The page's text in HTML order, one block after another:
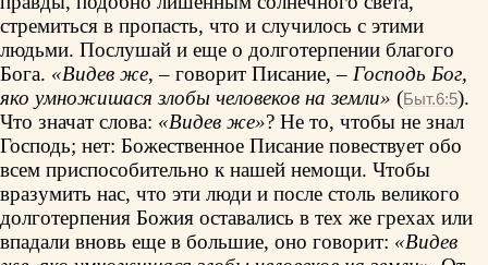
стремиться в пропасть, что и случилось с этими
людьми. Послушай и еще о долготерпении благого
Бога. «Видев же, – говорит Писание, – Господь Бог,
яко умножишася злобы человеков на земли» (Быт.6:5).
Что значат слова: «Видев же»? Не то, чтобы не знал
Господь; нет: Божественное Писание повествует обо
всем приспособительно к нашей немощи. Чтобы
вразумить нас, что эти люди и после столь великого
долготерпения Божия оставались в тех же грехах или
впадали вновь еще в большие, оно говорит: «Видев